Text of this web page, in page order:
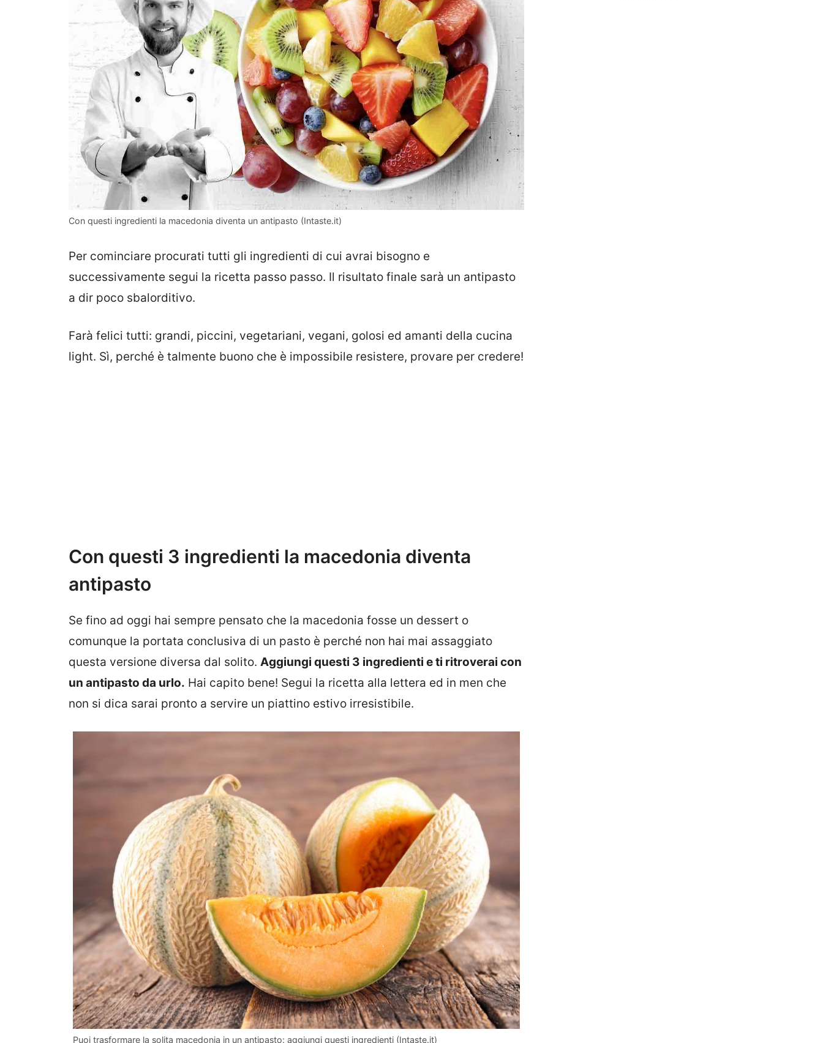
Con questi ingredienti la macedonia diventa un antipasto (Intaste.it)
Per cominciare procurati tutti gli ingredienti di cui avrai bisogno e
successivamente segui la ricetta passo passo. Il risultato finale sarà un antipasto
a dir poco sbalorditivo.
Farà felici tutti: grandi, piccini, vegetariani, vegani, golosi ed amanti della cucina
light. Sì, perché è talmente buono che è impossibile resistere, provare per credere!
Con questi 3 ingredienti la macedonia diventa
antipasto
Se fino ad oggi hai sempre pensato che la macedonia fosse un dessert o
comunque la portata conclusiva di un pasto è perché non hai mai assaggiato
questa versione diversa dal solito. Aggiungi questi 3 ingredienti e ti ritroverai con
un antipasto da urlo. Hai capito bene! Segui la ricetta alla lettera ed in men che
non si dica sarai pronto a servire un piattino estivo irresistibile.
Puoi trasformare la solita macedonia in un antipasto: aggiungi questi ingredienti (Intaste.it)